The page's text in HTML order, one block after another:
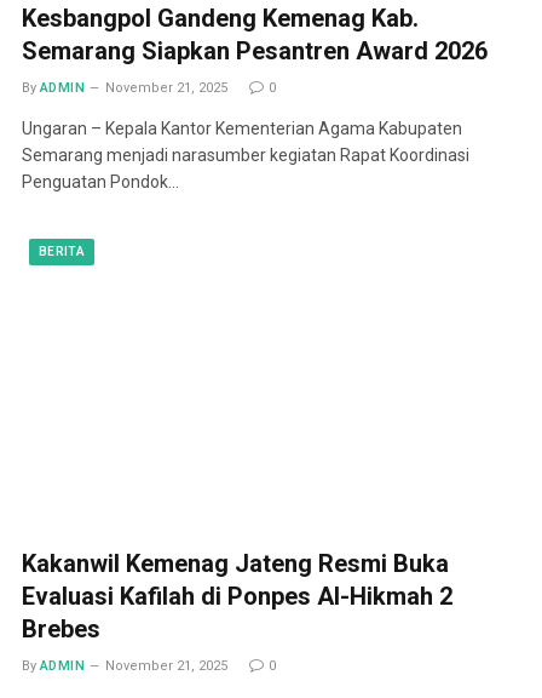
Kesbangpol Gandeng Kemenag Kab.
Semarang Siapkan Pesantren Award 2026
By ADMIN November 21, 2025 0
Ungaran – Kepala Kantor Kementerian Agama Kabupaten
Semarang menjadi narasumber kegiatan Rapat Koordinasi
Penguatan Pondok…
BERITA
Kakanwil Kemenag Jateng Resmi Buka
Evaluasi Kafilah di Ponpes Al-Hikmah 2
Brebes
By ADMIN November 21, 2025 0